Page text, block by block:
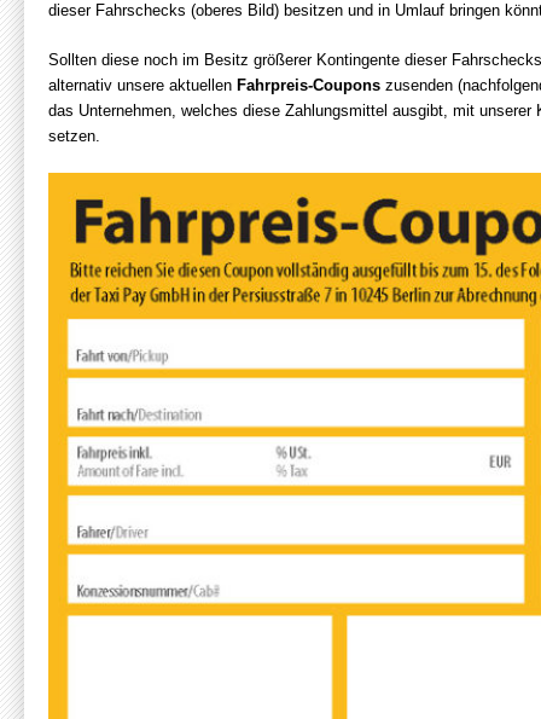
dieser Fahrschecks (oberes Bild) besitzen und in Umlauf bringen
Sollten diese noch im Besitz größerer Kontingente dieser
alternativ unsere aktuellen Fahrpreis-Coupons zusenden
das Unternehmen, welches diese Zahlungsmittel ausgibt, mit unserer
setzen.